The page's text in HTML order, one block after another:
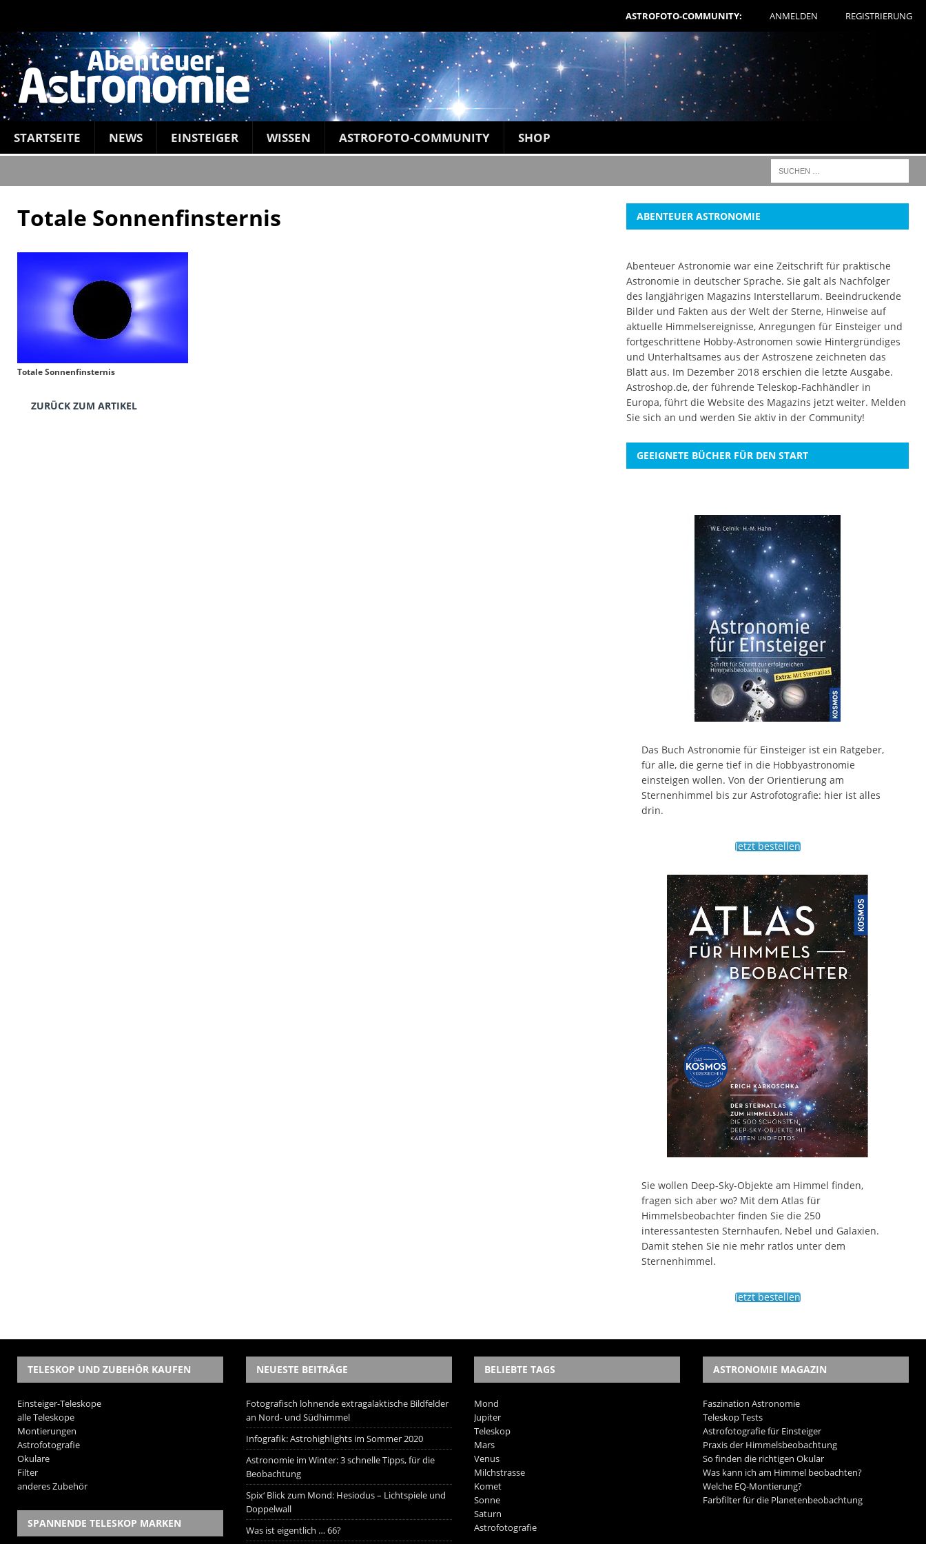
ASTROFOTO-COMMUNITY: ANMELDEN REGISTRIERUNG
STARTSEITE NEWS EINSTEIGER WISSEN ASTROFOTO-COMMUNITY SHOP
Totale Sonnenfinsternis
Totale Sonnenfinsternis
ZURÜCK ZUM ARTIKEL
ABENTEUER ASTRONOMIE
Abenteuer Astronomie war eine Zeitschrift für praktische
Astronomie in deutscher Sprache. Sie galt als Nachfolger
des langjährigen Magazins Interstellarum. Beeindruckende
Bilder und Fakten aus der Welt der Sterne, Hinweise auf
aktuelle Himmelsereignisse, Anregungen für Einsteiger und
fortgeschrittene Hobby-Astronomen sowie Hintergründiges
und Unterhaltsames aus der Astroszene zeichneten das
Blatt aus. Im Dezember 2018 erschien die letzte Ausgabe.
Astroshop.de, der führende Teleskop-Fachhändler in
Europa, führt die Website des Magazins jetzt weiter. Melden
Sie sich an und werden Sie aktiv in der Community!
GEEIGNETE BÜCHER FÜR DEN START
Das Buch Astronomie für Einsteiger ist ein Ratgeber,
für alle, die gerne tief in die Hobbyastronomie
einsteigen wollen. Von der Orientierung am
Sternenhimmel bis zur Astrofotografie: hier ist alles
drin.
Jetzt bestellen
Sie wollen Deep-Sky-Objekte am Himmel finden,
fragen sich aber wo? Mit dem Atlas für
Himmelsbeobachter finden Sie die 250
interessantesten Sternhaufen, Nebel und Galaxien.
Damit stehen Sie nie mehr ratlos unter dem
Sternenhimmel.
Jetzt bestellen
TELESKOP UND ZUBEHÖR KAUFEN
Einsteiger-Teleskope
alle Teleskope
Montierungen
Astrofotografie
Okulare
Filter
anderes Zubehör
SPANNENDE TELESKOP MARKEN
NEUESTE BEITRÄGE
Fotografisch lohnende extragalaktische Bildfelder
an Nord- und Südhimmel
Infografik: Astrohighlights im Sommer 2020
Astronomie im Winter: 3 schnelle Tipps, für die
Beobachtung
Spix‘ Blick zum Mond: Hesiodus – Lichtspiele und
Doppelwall
Was ist eigentlich … 66?
BELIEBTE TAGS
Mond
Jupiter
Teleskop
Mars
Venus
Milchstrasse
Komet
Sonne
Saturn
Astrofotografie
ASTRONOMIE MAGAZIN
Faszination Astronomie
Teleskop Tests
Astrofotografie für Einsteiger
Praxis der Himmelsbeobachtung
So finden die richtigen Okular
Was kann ich am Himmel beobachten?
Welche EQ-Montierung?
Farbfilter für die Planetenbeobachtung